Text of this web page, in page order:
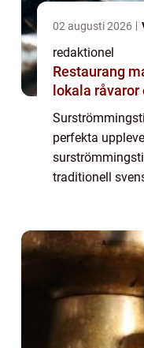
02 augusti 2026
redaktionel
Restaurang malmö
lokala råvaror
perfekta
traditionell